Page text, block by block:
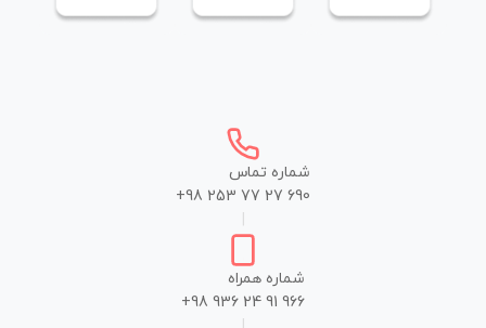
شماره تماس
+98 253 77 27 690
شماره همراه
+98 936 24 91 966